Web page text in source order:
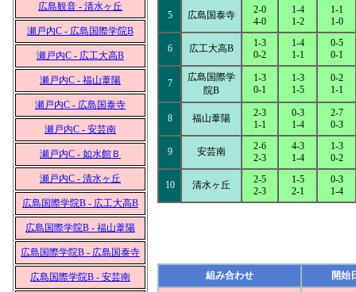
広島観音 - 清水ヶ丘
瀬戸内C - 広島国際学院B
瀬戸内C - 広工大高B
瀬戸内C - 福山葦陽
瀬戸内C - 広島国泰寺
瀬戸内C - 安芸南
瀬戸内C - 如水館Ｂ
瀬戸内C - 清水ヶ丘
広島国際学院B - 広工大高B
広島国際学院B - 福山葦陽
広島国際学院B - 広島国泰寺
広島国際学院B - 安芸南
5 広島国泰寺
2-0
4-0
1-4
1-2
1-1
1-0
6 広工大高B
1-3
0-2
1-4
1-1
0-5
0-1
7
広島国際学
院B
1-3
0-1
1-3
1-5
0-2
1-1
8 福山葦陽
2-3
1-1
0-3
1-4
2-7
0-3
9 安芸南
2-6
2-3
4-3
1-4
1-3
0-2
10 清水ヶ丘
2-5
2-3
1-5
2-1
0-3
1-4
組み合わせ 開始